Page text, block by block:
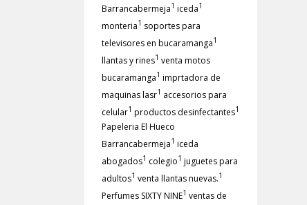
Barrancabermeja1 iceda1
monteria1 soportes para
televisores en bucaramanga1
llantas y rines1 venta motos
bucaramanga1 imprtadora de
maquinas lasr1 accesorios para
celular1 productos desinfectantes1
Papeleria El Hueco
Barrancabermeja1 iceda
abogados1 colegio1 juguetes para
adultos1 venta llantas nuevas.1
Perfumes SIXTY NINE1 ventas de